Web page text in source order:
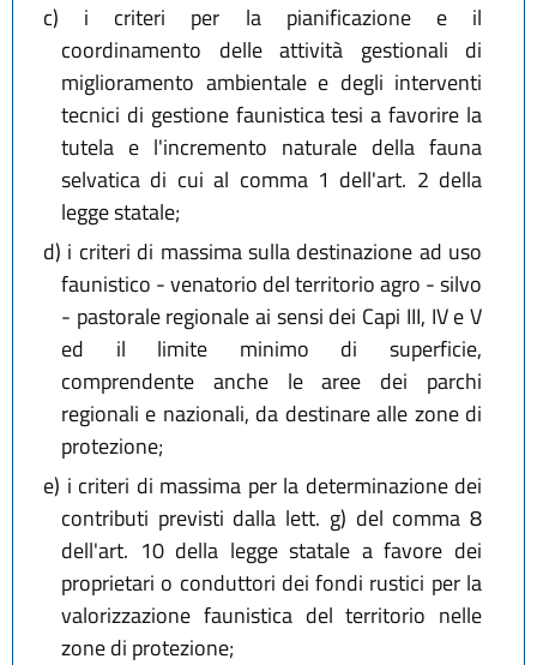
c) i criteri per la pianificazione e il
coordinamento delle attività gestionali di
miglioramento ambientale e degli interventi
tecnici di gestione faunistica tesi a favorire la
tutela e l'incremento naturale della fauna
selvatica di cui al comma 1 dell'art. 2 della
legge statale;
d) i criteri di massima sulla destinazione ad uso
faunistico - venatorio del territorio agro - silvo
- pastorale regionale ai sensi dei Capi III, IV e V
ed il limite minimo di superficie,
comprendente anche le aree dei parchi
regionali e nazionali, da destinare alle zone di
protezione;
e) i criteri di massima per la determinazione dei
contributi previsti dalla lett. g) del comma 8
dell'art. 10 della legge statale a favore dei
proprietari o conduttori dei fondi rustici per la
valorizzazione faunistica del territorio nelle
zone di protezione;